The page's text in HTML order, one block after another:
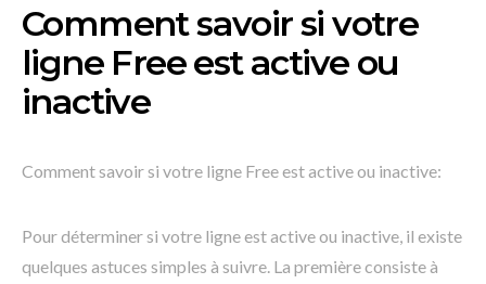
Comment savoir si votre
ligne Free est active ou
inactive
Comment savoir si votre ligne Free est active ou inactive:
Pour déterminer si votre ligne est active ou inactive, il existe
quelques astuces simples à suivre. La première consiste à